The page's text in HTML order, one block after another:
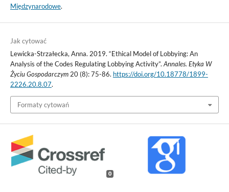
Międzynarodowe.
Jak cytować
Lewicka-Strzałecka, Anna. 2019. “Ethical Model of Lobbying: An
Analysis of the Codes Regulating Lobbying Activity”. Annales. Etyka W
Życiu Gospodarczym20 (8): 75-86. https://doi.org/10.18778/1899-
2226.20.8.07.
Formaty cytowań
0